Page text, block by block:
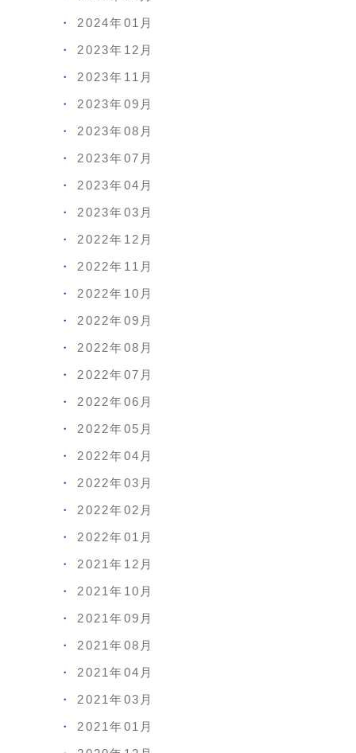
2024年01月
2023年12月
2023年11月
2023年09月
2023年08月
2023年07月
2023年04月
2023年03月
2022年12月
2022年11月
2022年10月
2022年09月
2022年08月
2022年07月
2022年06月
2022年05月
2022年04月
2022年03月
2022年02月
2022年01月
2021年12月
2021年10月
2021年09月
2021年08月
2021年04月
2021年03月
2021年01月